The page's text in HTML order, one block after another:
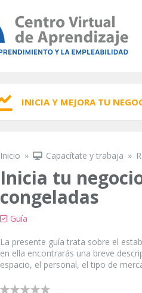
INICIA Y MEJORA TU
Se encuentra usted
Inicio » Capacítate y trabaja »
Inicia tu
congeladas
Guía
La presente guía trata sobre el
en ella encontrarás una breve
espacio, el personal, el tipo de